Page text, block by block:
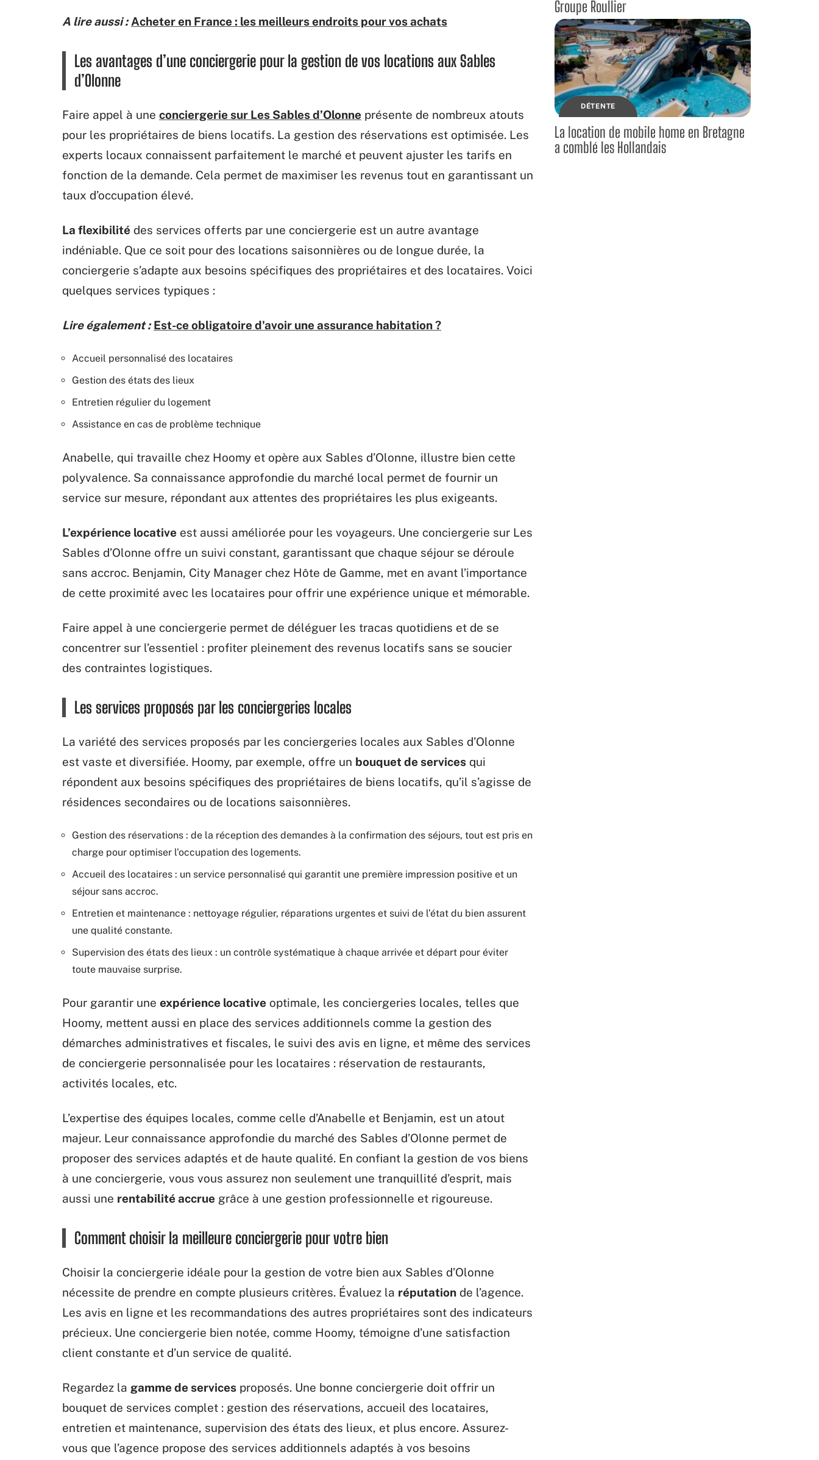
A lire aussi : Acheter en France : les meilleurs endroits pour vos achats
Les avantages d’une conciergerie pour la gestion de vos locations aux Sables
d’Olonne
Faire appel à une conciergerie sur Les Sables d’Olonne présente de nombreux atouts
pour les propriétaires de biens locatifs. La gestion des réservations est optimisée. Les
experts locaux connaissent parfaitement le marché et peuvent ajuster les tarifs en
fonction de la demande. Cela permet de maximiser les revenus tout en garantissant un
taux d’occupation élevé.
La flexibilité des services offerts par une conciergerie est un autre avantage
indéniable. Que ce soit pour des locations saisonnières ou de longue durée, la
conciergerie s’adapte aux besoins spécifiques des propriétaires et des locataires. Voici
quelques services typiques :
Lire également : Est-ce obligatoire d'avoir une assurance habitation ?
Accueil personnalisé des locataires
Gestion des états des lieux
Entretien régulier du logement
Assistance en cas de problème technique
Anabelle, qui travaille chez Hoomy et opère aux Sables d’Olonne, illustre bien cette
polyvalence. Sa connaissance approfondie du marché local permet de fournir un
service sur mesure, répondant aux attentes des propriétaires les plus exigeants.
L’expérience locative est aussi améliorée pour les voyageurs. Une conciergerie sur Les
Sables d’Olonne offre un suivi constant, garantissant que chaque séjour se déroule
sans accroc. Benjamin, City Manager chez Hôte de Gamme, met en avant l’importance
de cette proximité avec les locataires pour offrir une expérience unique et mémorable.
Faire appel à une conciergerie permet de déléguer les tracas quotidiens et de se
concentrer sur l’essentiel : profiter pleinement des revenus locatifs sans se soucier
des contraintes logistiques.
Les services proposés par les conciergeries locales
La variété des services proposés par les conciergeries locales aux Sables d’Olonne
est vaste et diversifiée. Hoomy, par exemple, offre un bouquet de services qui
répondent aux besoins spécifiques des propriétaires de biens locatifs, qu’il s’agisse de
résidences secondaires ou de locations saisonnières.
Gestion des réservations : de la réception des demandes à la confirmation des séjours, tout est pris en
charge pour optimiser l’occupation des logements.
Accueil des locataires : un service personnalisé qui garantit une première impression positive et un
séjour sans accroc.
Entretien et maintenance : nettoyage régulier, réparations urgentes et suivi de l’état du bien assurent
une qualité constante.
Supervision des états des lieux : un contrôle systématique à chaque arrivée et départ pour éviter
toute mauvaise surprise.
Pour garantir une expérience locative optimale, les conciergeries locales, telles que
Hoomy, mettent aussi en place des services additionnels comme la gestion des
démarches administratives et fiscales, le suivi des avis en ligne, et même des services
de conciergerie personnalisée pour les locataires : réservation de restaurants,
activités locales, etc.
L’expertise des équipes locales, comme celle d’Anabelle et Benjamin, est un atout
majeur. Leur connaissance approfondie du marché des Sables d’Olonne permet de
proposer des services adaptés et de haute qualité. En confiant la gestion de vos biens
à une conciergerie, vous vous assurez non seulement une tranquillité d’esprit, mais
aussi une rentabilité accrue grâce à une gestion professionnelle et rigoureuse.
Comment choisir la meilleure conciergerie pour votre bien
Choisir la conciergerie idéale pour la gestion de votre bien aux Sables d’Olonne
nécessite de prendre en compte plusieurs critères. Évaluez la réputation de l’agence.
Les avis en ligne et les recommandations des autres propriétaires sont des indicateurs
précieux. Une conciergerie bien notée, comme Hoomy, témoigne d’une satisfaction
client constante et d’un service de qualité.
Regardez la gamme de services proposés. Une bonne conciergerie doit offrir un
bouquet de services complet : gestion des réservations, accueil des locataires,
entretien et maintenance, supervision des états des lieux, et plus encore. Assurez-
vous que l’agence propose des services additionnels adaptés à vos besoins
Groupe Roullier
DÉTENTE
La location de mobile home en Bretagne
a comblé les Hollandais